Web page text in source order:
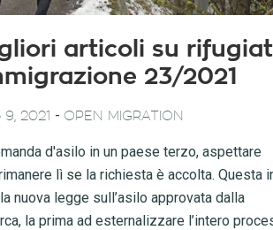
articoli su
23/2021
2021 - OPEN MIGRATION
d'asilo in un paese terzo, aspettare
lì se la richiesta è accolta. Questa
nuova legge sull’asilo approvata dalla
la prima ad esternalizzare l’intero